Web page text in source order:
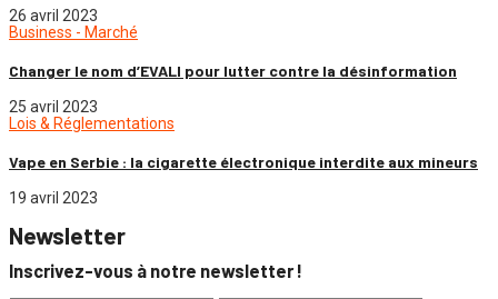
26 avril 2023
Business - Marché
Changer le nom d’EVALI pour lutter contre la désinformation
25 avril 2023
Lois & Réglementations
Vape en Serbie : la cigarette électronique interdite aux mineurs
19 avril 2023
Newsletter
Inscrivez-vous à notre newsletter !